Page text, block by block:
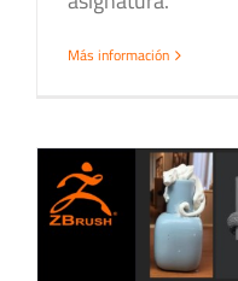
Más información